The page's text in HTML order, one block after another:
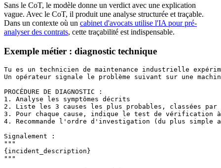
Sans le CoT, le modèle donne un verdict avec une explication
vague. Avec le CoT, il produit une analyse structurée et traçable.
Dans un contexte où un cabinet d'avocats utilise l'IA pour pré-
analyser des contrats, cette traçabilité est indispensable.
Exemple métier : diagnostic technique
Tu es un technicien de maintenance industrielle
Un opérateur signale le problème suivant sur une
PROCÉDURE DE DIAGNOSTIC :
1. Analyse les symptômes décrits
2. Liste les 3 causes les plus probables, classées par
3. Pour chaque cause, indique le test de vérification
4. Recommande l'ordre d'investigation (du plus simple
Signalement :
"""
{incident_description}
"""